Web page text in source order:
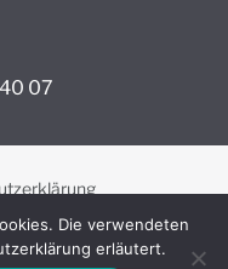
07
Naurod.
Die verwendeten
erläutert.